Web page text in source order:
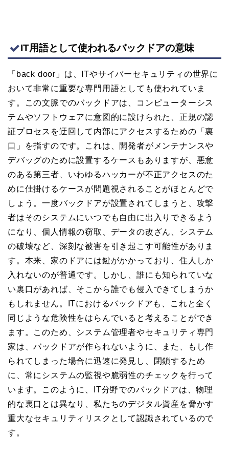
IT用語として使われるバックドアの意味
「back door」は、ITやサイバーセキュリティの世界に
おいて非常に重要な専門用語としても使われていま
す。この文脈でのバックドアは、コンピューターシス
テムやソフトウェアに意図的に設けられた、正規の認
証プロセスを迂回して内部にアクセスするための「裏
口」を指すのです。これは、開発者がメンテナンスや
デバッグのために設置するケースもありますが、悪意
のある第三者、いわゆるハッカーが不正アクセスのた
めに仕掛けるケースが問題視されることがほとんどで
しょう。一度バックドアが設置されてしまうと、攻撃
者はそのシステムにいつでも自由に出入りできるよう
になり、個人情報の窃取、データの改ざん、システム
の破壊など、深刻な被害を引き起こす可能性がありま
す。本来、家のドアには鍵がかかっており、住人しか
入れないのが普通です。しかし、誰にも知られていな
い裏口があれば、そこから誰でも侵入できてしまうか
もしれません。ITにおけるバックドアも、これと全く
同じような危険性をはらんでいると考えることができ
ます。このため、システム管理者やセキュリティ専門
家は、バックドアが作られないように、また、もし作
られてしまった場合に迅速に発見し、閉鎖するため
に、常にシステムの監視や脆弱性のチェックを行って
います。このように、IT分野でのバックドアは、物理
的な裏口とは異なり、私たちのデジタル資産を脅かす
重大なセキュリティリスクとして認識されているので
す。